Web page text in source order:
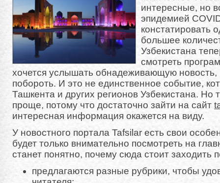
интересные, но
эпидемией
констатировать
большее
Узбекистана
смотреть
хочется услышать обнадеживающую новость,
побороть. И это не единственное событие,
Ташкента и других регионов Узбекистана. Но
проще, потому что достаточно зайти на сайт
интересная информация окажется на виду.
У новостного портала Tafsilar есть свои
будет только внимательно посмотреть на
станет понятно, почему сюда стоит заходить
предлагаются разные рубрики, чтобы